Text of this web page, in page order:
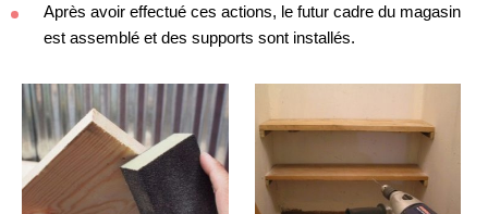
Après avoir effectué ces actions, le futur cadre du magasin
est assemblé et des supports sont installés.